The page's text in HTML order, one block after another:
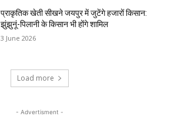
प्राकृतिक खेती सीखने जयपुर में जुटेंगे हजारों किसान:
झुंझुनूं-पिलानी के किसान भी होंगे शामिल
3 June 2026
Load more
- Advertisment -